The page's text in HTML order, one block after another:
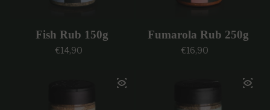
Fish Rub 150g
Prezzo regolare
€14,90
Fumarola Rub 250g
Prezzo regolare
€16,90